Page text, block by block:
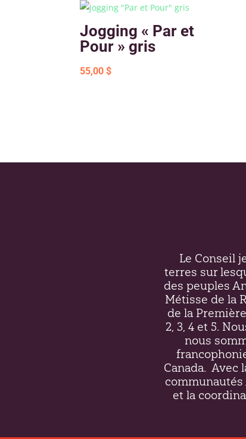
Jogging « Par et
Pour » gris
55,00$
Le Conseil
terres sur
des peuples
Métisse de la
de la
2, 3, 4 et 5.
nous
Canada. Avec
et la